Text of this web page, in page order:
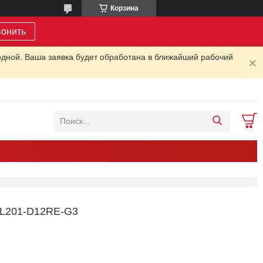
Корзина
Ваша заявка будет обработана в ближайший рабочий
D12RE-G3